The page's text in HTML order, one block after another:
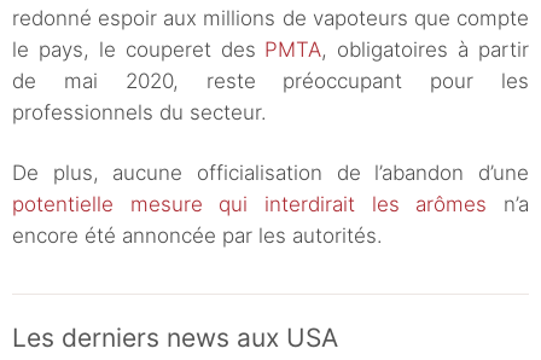
redonné espoir aux millions de vapoteurs que compte
le pays, le couperet des PMTA, obligatoires à partir
de mai 2020, reste préoccupant pour les
professionnels du secteur.
De plus, aucune officialisation de l’abandon d’une
potentielle mesure qui interdirait les arômes n’a
encore été annoncée par les autorités.
Les derniers news aux USA